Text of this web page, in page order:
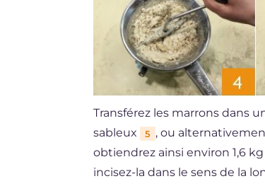
Transférez les marrons dans
sableux
5 , ou
obtiendrez ainsi environ 1,6
incisez-la dans le sens de la